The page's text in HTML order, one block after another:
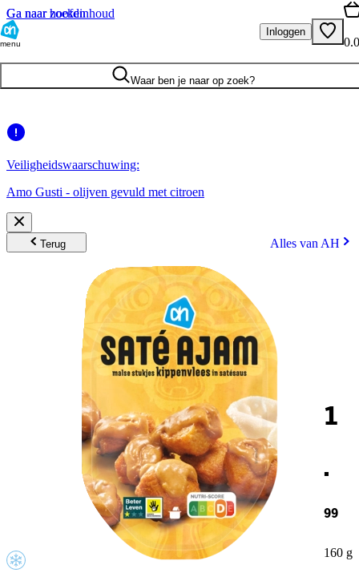
Ga naar hoofdinhoud
Ga naar zoeken
menu
Inloggen
Waar ben je naar op zoek?
Veiligheidswaarschuwing:
Amo Gusti - olijven gevuld met citroen
Terug Alles van AH
1
.
99
160 g